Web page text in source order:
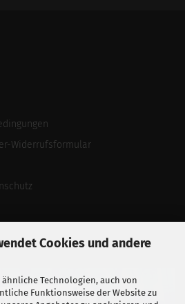
Cookies und andere
Technologien, auch von
Funktionsweise der Website zu
Widerrufsformular